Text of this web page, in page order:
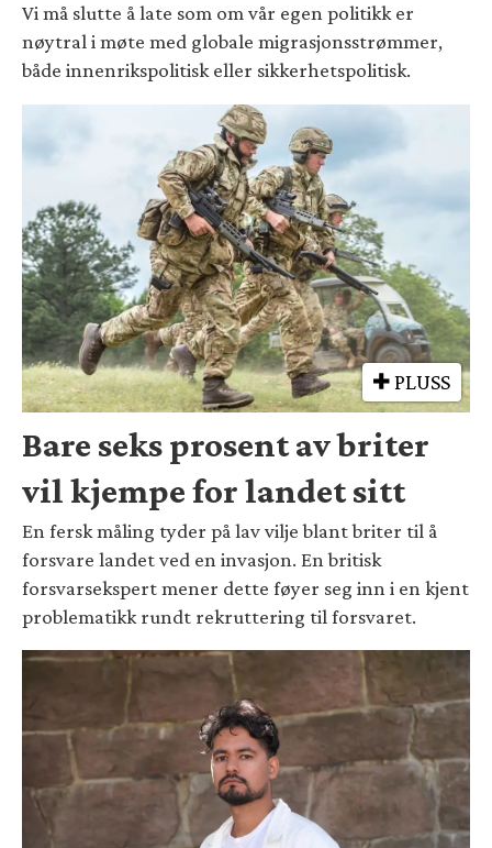
Vi må slutte å late som om vår egen politikk er
nøytral i møte med globale migrasjonsstrømmer,
både innenrikspolitisk eller sikkerhetspolitisk.
PLUSS
Bare seks prosent av briter
vil kjempe for landet sitt
En fersk måling tyder på lav vilje blant briter til å
forsvare landet ved en invasjon. En britisk
forsvarsekspert mener dette føyer seg inn i en kjent
problematikk rundt rekruttering til forsvaret.